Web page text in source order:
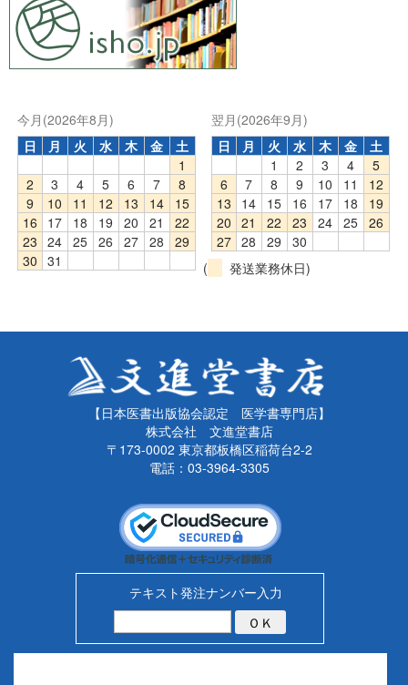
今月(2026年8月)
日
月 火 水 木 金
土
1
2
3 4 5 6 7
8
9
10 11 12 13 14
15
16
17 18 19 20 21
22
23
24 25 26 27 28
29
30
31
翌月(2026年9月)
日
月 火 水 木 金
土
1
2 3 4
5
6
7 8 9 10 11
12
13
14 15 16 17 18
19
20
21 22 23 24 25
26
27 28 29
30
(
発送業務休日)
【日本医書出版協会認定 医学書専門店】
株式会社 文進堂書店
〒173-0002 東京都板橋区稲荷台2-2
電話：03-3964-3305
テキスト発注ナンバー入力